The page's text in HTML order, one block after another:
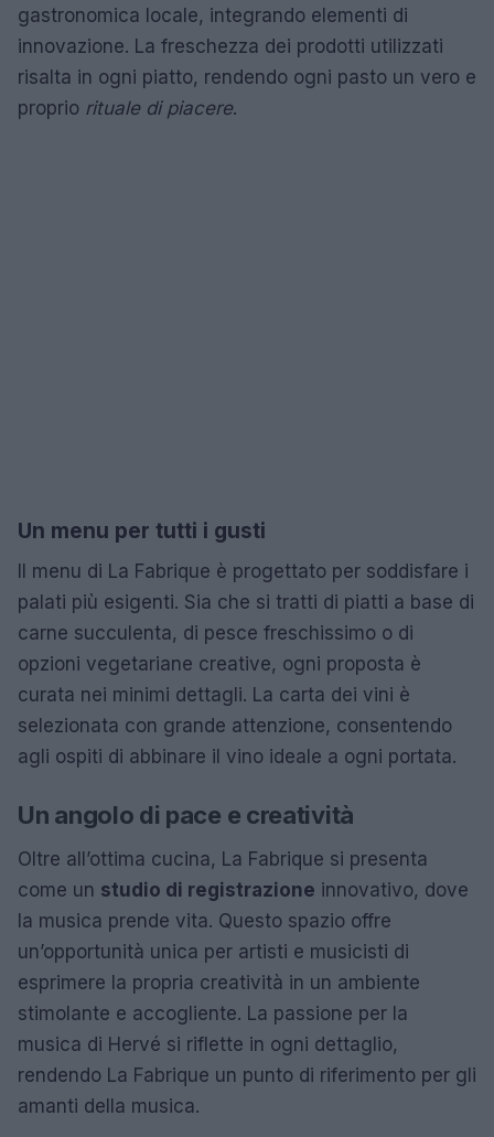
gastronomica locale, integrando elementi di
innovazione. La freschezza dei prodotti utilizzati
risalta in ogni piatto, rendendo ogni pasto un vero e
proprio rituale di piacere.
Un menu per tutti i gusti
Il menu di La Fabrique è progettato per soddisfare i
palati più esigenti. Sia che si tratti di piatti a base di
carne succulenta, di pesce freschissimo o di
opzioni vegetariane creative, ogni proposta è
curata nei minimi dettagli. La carta dei vini è
selezionata con grande attenzione, consentendo
agli ospiti di abbinare il vino ideale a ogni portata.
Un angolo di pace e creatività
Oltre all’ottima cucina, La Fabrique si presenta
come un studio di registrazione innovativo, dove
la musica prende vita. Questo spazio offre
un’opportunità unica per artisti e musicisti di
esprimere la propria creatività in un ambiente
stimolante e accogliente. La passione per la
musica di Hervé si riflette in ogni dettaglio,
rendendo La Fabrique un punto di riferimento per gli
amanti della musica.